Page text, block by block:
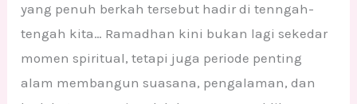
yang penuh berkah tersebut hadir di tenngah-
tengah kita… Ramadhan kini bukan lagi sekedar
momen spiritual, tetapi juga periode penting
alam membangun suasana, pengalaman, dan